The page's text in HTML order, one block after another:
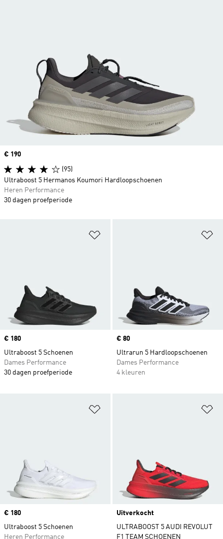
Price
€ 180
Ultraboost 5 Schoenen
Dames Performance
30 dagen proefperiode
Price
€ 80
Ultrarun 5 Hardloopschoenen
Dames Performance
4 kleuren
Price
€ 180
Ultraboost 5 Schoenen
Heren Performance
Uitverkocht
ULTRABOOST 5 AUDI REVOLUT
F1 TEAM SCHOENEN
Price
€ 190
(95)
Ultraboost 5 Hermanos Koumori Hardloopschoenen
Heren Performance
30 dagen proefperiode